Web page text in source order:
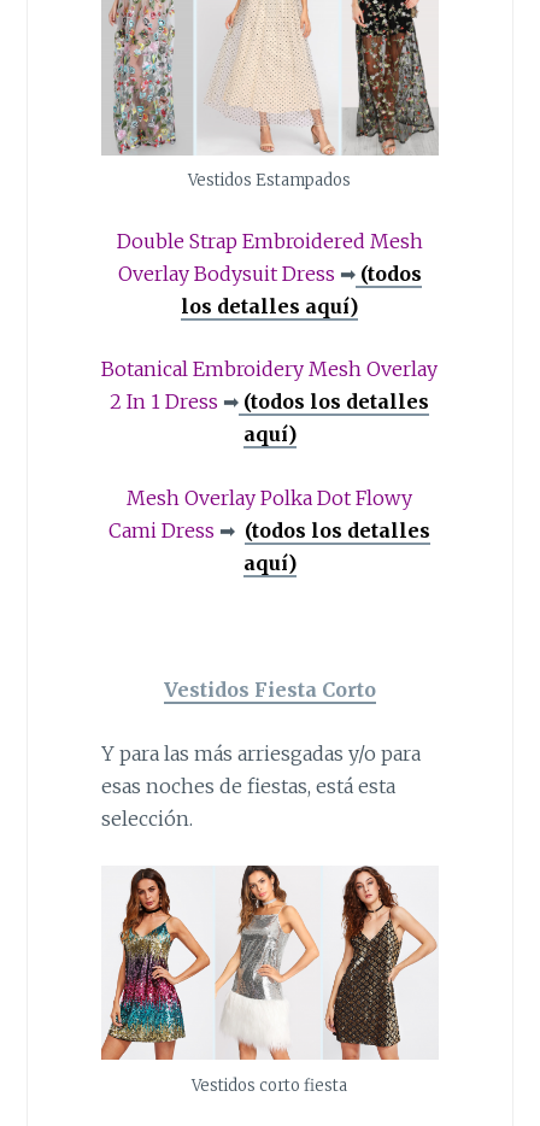
Vestidos Estampados
Double Strap Embroidered Mesh
Overlay Bodysuit Dress ➡(todos
los detalles aquí)
Botanical Embroidery Mesh Overlay
2 In 1 Dress ➡ (todos los detalles
aquí)
Mesh Overlay Polka Dot Flowy
Cami Dress ➡ (todos los detalles
aquí)
Vestidos Fiesta Corto
Y para las más arriesgadas y/o para
esas noches de fiestas, está esta
selección.
Vestidos corto fiesta